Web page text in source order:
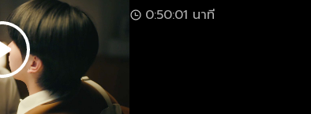
0:50:01 นาที